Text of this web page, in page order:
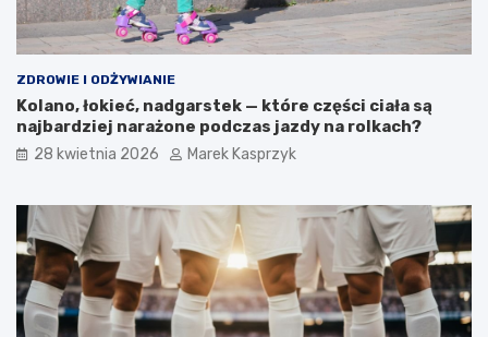
ZDROWIE I ODŻYWIANIE
Kolano, łokieć, nadgarstek — które części ciała są
najbardziej narażone podczas jazdy na rolkach?
28 kwietnia 2026 Marek Kasprzyk